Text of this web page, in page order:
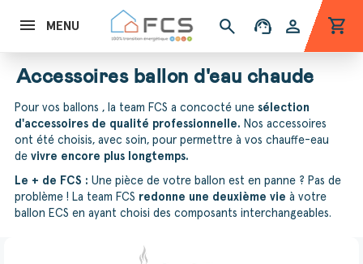
MENU search support_agent person shopping_cart
Accessoires ballon d'eau chaude
Pour vos ballons , la team FCS a concocté unesélection
d'accessoires de qualité professionnelle. Nos accessoires
ont été choisis, avec soin, pour permettre à vos chauffe-eau
devivre encore plus longtemps.
Le + de FCS : Une pièce de votre ballon est en panne ? Pas de
problème ! La team FCS redonne une deuxième vie à votre
ballon ECS en ayant choisi des composants interchangeables.